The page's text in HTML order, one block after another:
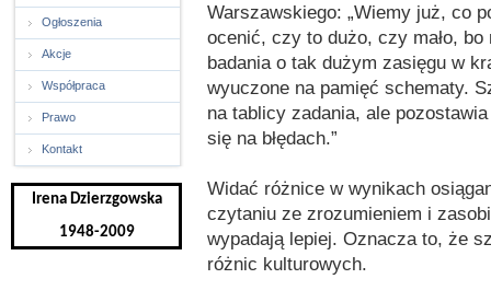
Ogłoszenia
Akcje
Współpraca
Prawo
Kontakt
Irena Dzierzgowska
1948-2009
Warszawskiego: „Wiemy już, co
ocenić, czy to dużo, czy mało,
badania o tak dużym zasięgu w
wyuczone na pamięć schematy.
na tablicy zadania, ale
się na błędach.”
Widać różnice w wynikach
czytaniu ze zrozumieniem i
wypadają lepiej. Oznacza to, że
różnic kulturowych.